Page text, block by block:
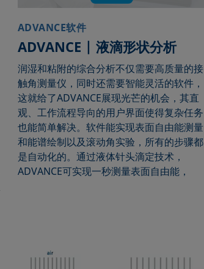
ADVANCE软件
ADVANCE | 液滴形状分析
润湿和粘附的综合分析不仅需要高质量的接
触角测量仪，同时还需要智能灵活的软件，
这就给了ADVANCE展现光芒的机会，其直
观、工作流程导向的用户界面使得复杂任务
也能简单解决。软件能实现表面自由能测量
和能谱绘制以及滚动角实验，所有的步骤都
是自动化的。通过液体针头滴定技术，
ADVANCE可实现一秒测量表面自由能，